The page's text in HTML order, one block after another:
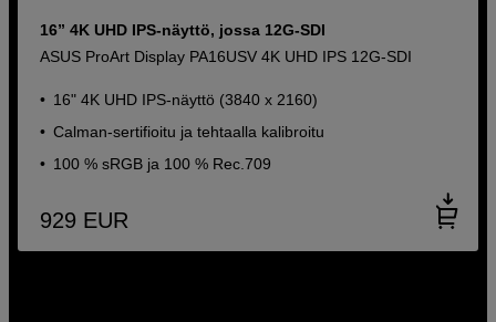
16” 4K UHD IPS-näyttö, jossa 12G-SDI
ASUS ProArt Display PA16USV 4K UHD IPS 12G-SDI
16" 4K UHD IPS-näyttö (3840 x 2160)
Calman-sertifioitu ja tehtaalla kalibroitu
100 % sRGB ja 100 % Rec.709
929 EUR